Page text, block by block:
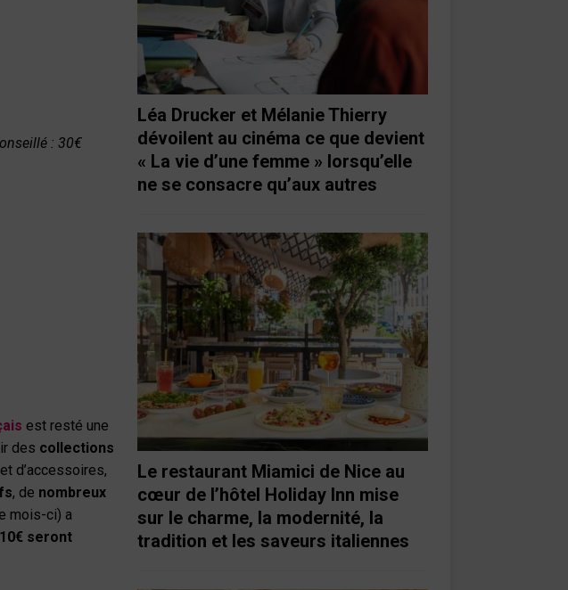
: 30€
est resté une
des collections
d’accessoires,
, de nombreux
mois-ci) a
10€ seront
Léa Drucker et Mélanie Thierry
dévoilent au cinéma ce que devient
« La vie d’une femme » lorsqu’elle
ne se consacre qu’aux autres
Le restaurant Miamici de Nice au
cœur de l’hôtel Holiday Inn mise
sur le charme, la modernité, la
tradition et les saveurs italiennes